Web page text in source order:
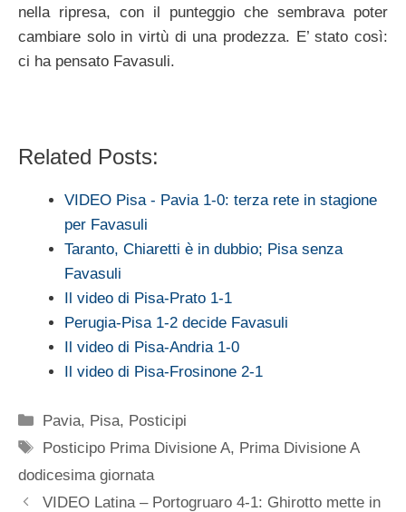
nella ripresa, con il punteggio che sembrava poter
cambiare solo in virtù di una prodezza. E’ stato così:
ci ha pensato Favasuli.
Related Posts:
VIDEO Pisa - Pavia 1-0: terza rete in stagione
per Favasuli
Taranto, Chiaretti è in dubbio; Pisa senza
Favasuli
Il video di Pisa-Prato 1-1
Perugia-Pisa 1-2 decide Favasuli
Il video di Pisa-Andria 1-0
Il video di Pisa-Frosinone 2-1
Categorie
Pavia, Pisa, Posticipi
Tag
Posticipo Prima Divisione A, Prima Divisione A
dodicesima giornata
VIDEO Latina – Portogruaro 4-1: Ghirotto mette in